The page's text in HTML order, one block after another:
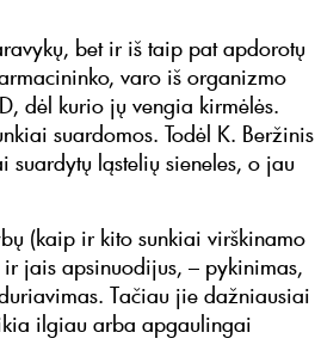
bet ir iš taip pat apdorotų
varo iš organizmo
dėl kurio jų vengia kirmėlės.
suardomos. Todėl K. Beržinis
ląstelių sieneles, o jau
(kaip ir kito sunkiai virškinamo
jais apsinuodijus, – pykinimas,
Tačiau jie dažniausiai
ilgiau arba apgaulingai